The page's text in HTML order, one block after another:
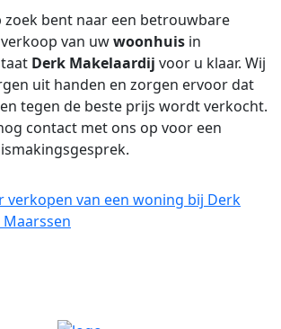
zoek bent naar een betrouwbare
van uwwoonhuis in
Derk Makelaardij voor u klaar. Wij
uit handen en zorgen ervoor dat
tegen de beste prijs wordt verkocht.
contact met ons op voor een
verkopen van een woning bij Derk